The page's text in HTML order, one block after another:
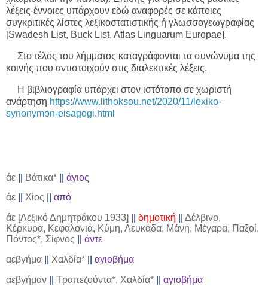
λέξεις-έννοιες υπάρχουν εδώ αναφορές σε κάποιες
συγκριτικές λίστες λεξικοστατιστικής ή γλωσσογεωγραφίας
[Swadesh List, Buck List, Atlas Linguarum Europae].
Στο τέλος του λήμματος καταγράφονται τα συνώνυμα της
κοινής που αντιστοιχούν στις διαλεκτικές λέξεις.
Η βιβλιογραφία υπάρχει στον ιστότοπο σε χωριστή
ανάρτηση https://www.lithoksou.net/2020/11/lexiko-
synonymon-eisagogi.html
άε Βάτικα*
άγιος
άε
Χίος
από
άε [Λεξικό Δημητράκου 1933]
δημοτική
Δέλβινο,
Κέρκυρα, Κεφαλονιά, Κύμη, Λευκάδα, Μάνη, Μέγαρα, Παξοί,
Πόντος*, Σίφνος
άντε
αεβγήμα
Χαλδία*
αγιοβήμα
αεβγήμαν
Τραπεζούντα*, Χαλδία*
αγιοβήμα